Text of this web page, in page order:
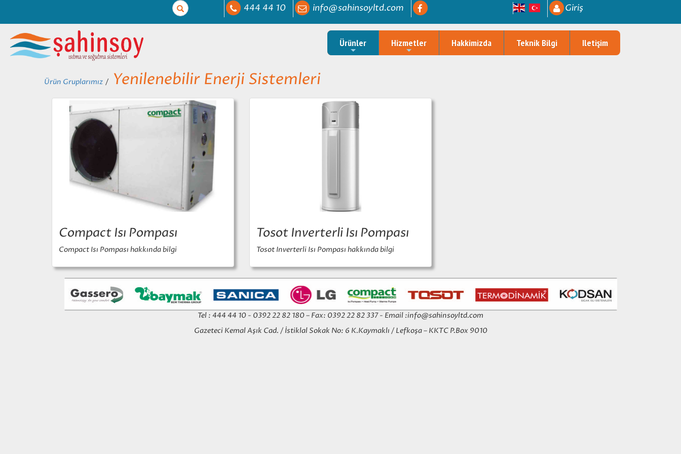
Search 444 44 10 info@sahinsoyltd.com Giriş
Ürünler Hizmetler Hakkimizda Teknik Bilgi Iletişim
Ürün Gruplarımız Yenilenebilir Enerji Sistemleri
Compact Isı Pompası
Compact Isı Pompası hakkında bilgi
Tosot Inverterli Isı Pompası
Tosot Inverterli Isı Pompası hakkında bilgi
Tel : 444 44 10 - 0392 22 82 180 – Fax: 0392 22 82 337 - Email :info@sahinsoyltd.com
Gazeteci Kemal Aşık Cad. / İstiklal Sokak No: 6 K.Kaymaklı / Lefkoşa – KKTC P.Box 9010